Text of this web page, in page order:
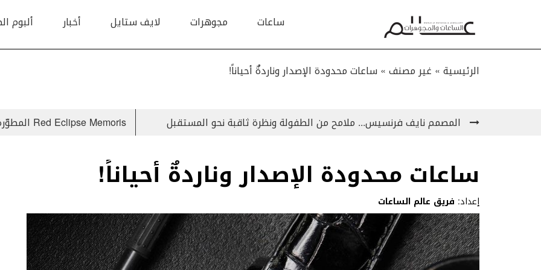
ساعات مجوهرات لايف ستايل أخبار ألبوم
الرئيسية » غير مصنف» ساعات محدودة الإصدار وناردةٌ أحياناً!
المصمم نايف فرنسيس... ملامح من الطفولة ونظرة ثاقبة نحو المستقبل Red Eclipse Memoris المطوّرة من Louis Moinet بعلبة تكشف خسوف القمر
ساعات محدودة الإصدار وناردةٌ أحياناً!
إعداد: فريق عالم الساعات